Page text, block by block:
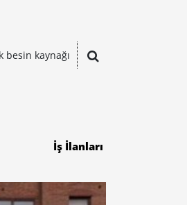
besin kaynağı
İş İlanları